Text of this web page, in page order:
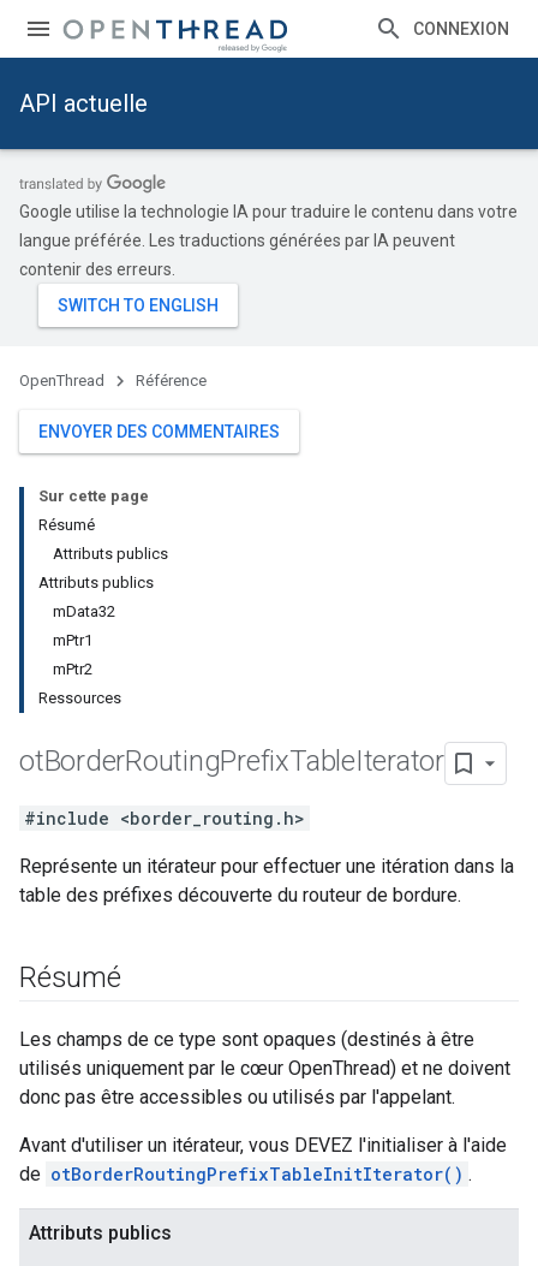
CONNEXION
API actuelle
Google utilise la technologie IA pour traduire le contenu dans votre
langue préférée. Les traductions générées par IA peuvent
contenir des erreurs.
OpenThread Référence
ENVOYER DES COMMENTAIRES
Sur cette page
Résumé
Attributs publics
Attributs publics
mData32
mPtr1
mPtr2
Ressources
otBorderRoutingPrefixTableIterator
#include <border_routing.h>
Représente un itérateur pour effectuer une itération dans la
table des préfixes découverte du routeur de bordure.
Résumé
Les champs de ce type sont opaques (destinés à être
utilisés uniquement par le cœur OpenThread) et ne doivent
donc pas être accessibles ou utilisés par l'appelant.
Avant d'utiliser un itérateur, vous DEVEZ l'initialiser à l'aide
de otBorderRoutingPrefixTableInitIterator() .
Attributs publics